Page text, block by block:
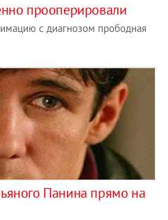
прооперировали
с диагнозом прободная
Панина прямо на